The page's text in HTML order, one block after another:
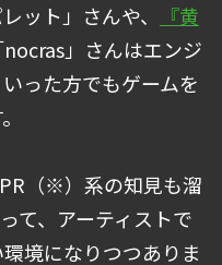
ット」さんや、
『黄
」さんはエンジ
った方でもゲームを
（※）系の知見も溜
て、アーティストで
境になりつつありま